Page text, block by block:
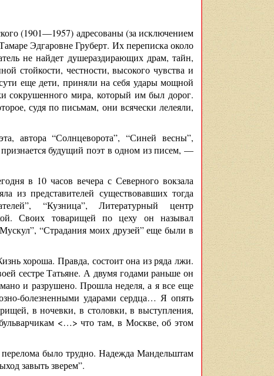
(1901—1957) адресованы (за исключением
Эдгаровне Груберт. Их переписка около
не найдет душераздирающих драм, тайн,
стойкости, честности, высокого чувства и
еще дети, приняли на себя удары мощной
сокрушенного мира, который им был дорог.
судя по письмам, они всячески лелеяли,
автора “Солнцеворота”, “Синей весны”,
будущий поэт в одном из писем, —
в 10 часов вечера с Северного вокзала
из представителей существовавших тогда
“Кузница”, Литературный центр
Своих товарищей по цеху он называл
“Страдания моих друзей” еще были в
хороша. Правда, состоит она из ряда лжи.
сестре Татьяне. А двумя годами раньше он
и разрушено. Прошла неделя, а я все еще
болезненными ударами сердца… Я опять
в ночевки, в столовки, в выступления,
<…> что там, в Москве, об этом
перелома было трудно. Надежда Мандельштам
завыть зверем”.